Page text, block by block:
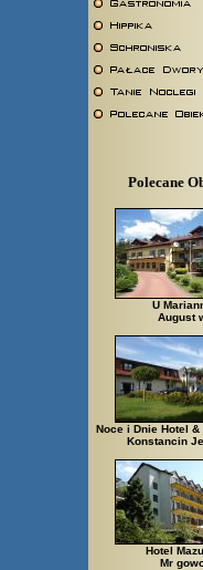
Polecane
U
August
Noce i Dnie Hotel
Konstancin
Hotel
Mr